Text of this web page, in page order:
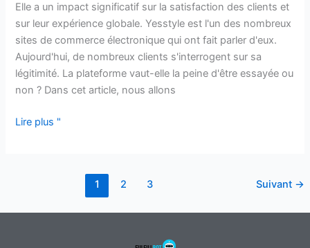
Elle a un impact significatif sur la satisfaction des clients et
sur leur expérience globale. Yesstyle est l'un des nombreux
sites de commerce électronique qui ont fait parler d'eux.
Aujourd'hui, de nombreux clients s'interrogent sur sa
légitimité. La plateforme vaut-elle la peine d'être essayée ou
non ? Dans cet article, nous allons
Lire plus "
1 2 3 Suivant →